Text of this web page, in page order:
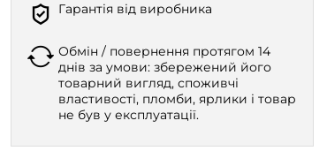
Гарантія від виробника
Обмін / повернення протягом 14
днів за умови: збережений його
товарний вигляд, споживчі
властивості, пломби, ярлики і товар
не був у експлуатації.